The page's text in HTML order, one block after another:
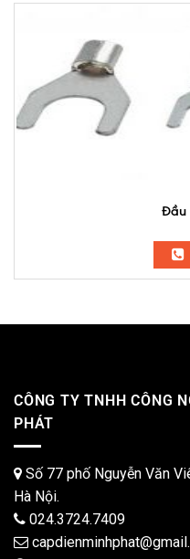
Đầu
CÔNG TY TNHH CÔNG
PHÁT
Số 77 phố Nguyễn Văn
Hà Nội.
024.3724.7409